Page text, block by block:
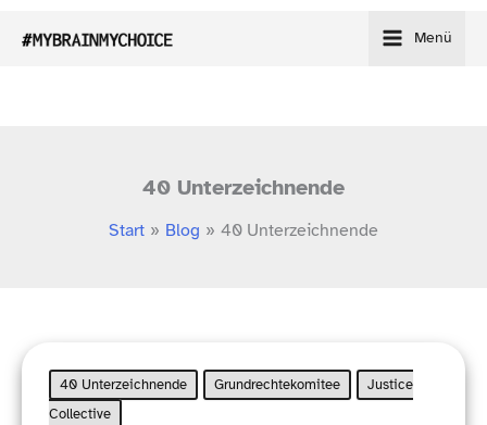
Inhalt
Menü
40 Unterzeichnende
Start Blog 40 Unterzeichnende
40 Unterzeichnende Grundrechtekomitee
Justice
Collective